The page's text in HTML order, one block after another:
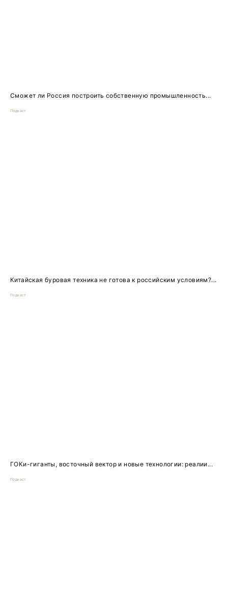
Сможет ли Россия построить собственную промышленность...
Подкаст
Китайская буровая техника не готова к российским условиям?...
Подкаст
ГОКи-гиганты, восточный вектор и новые технологии: реалии...
Подкаст